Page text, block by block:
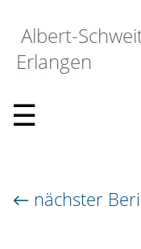
Albert-
Erlangen
☰
← nächster